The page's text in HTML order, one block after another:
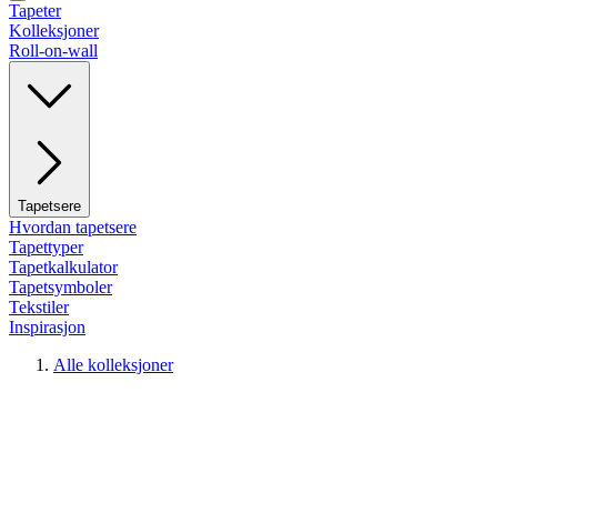
Tapeter
Kolleksjoner
Roll-on-wall
Tapetsere
Hvordan tapetsere
Tapettyper
Tapetkalkulator
Tapetsymboler
Tekstiler
Inspirasjon
Alle kolleksjoner